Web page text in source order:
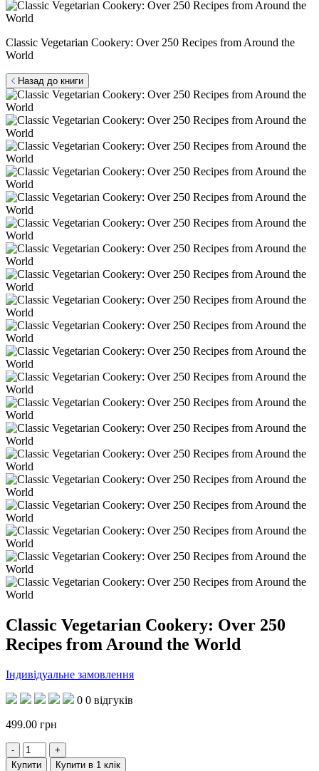
Classic Vegetarian Cookery: Over 250 Recipes from Around the
World
Назад до книги
Classic Vegetarian Cookery: Over 250
Recipes from Around the World
Індивідуальне замовлення
0 0 відгуків
499.00 грн
Купити Купити в 1 клік